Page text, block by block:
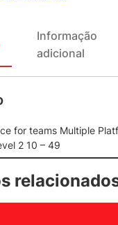
Informação
adicional
for teams Multiple
2 10 – 49